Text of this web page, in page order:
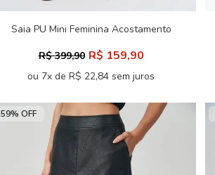
Saia PU Mini Feminina Acostamento
R$ 399,90 R$ 159,90
ou 7x de R$ 22,84 sem juros
OFF